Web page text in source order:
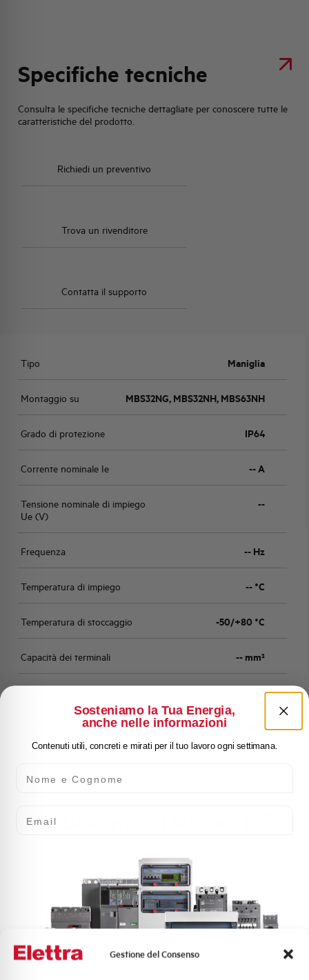
Gestione del Consenso
Specifiche tecniche
Consulta le specifiche tecniche dettagliate per conoscere tutte le
caratteristiche del prodotto.
Richiedi un preventivo
Trova un rivenditore
Contatta il supporto
Tipo Maniglia
Montaggio su MBS32NG, MBS32NH, MBS63NH
Grado di protezione IP64
Corrente nominale Ie -- A
Tensione nominale di impiego
Ue (V)
--
Frequenza -- Hz
Temperatura di impiego -- °C
Temperatura di stoccaggio -50/+80 °C
Capacità dei terminali -- mm²
CE, UL
AEG
Hai bisogno di supporto?
Customer
Care
l nostro team di esperti è pronto ad aiutarti con
delle richieste. Contattaci per ogni necessità.
Sosteniamo la Tua Energia,
anche nelle informazioni
Contenuti utili, concreti e mirati per il tuo lavoro ogni settimana.